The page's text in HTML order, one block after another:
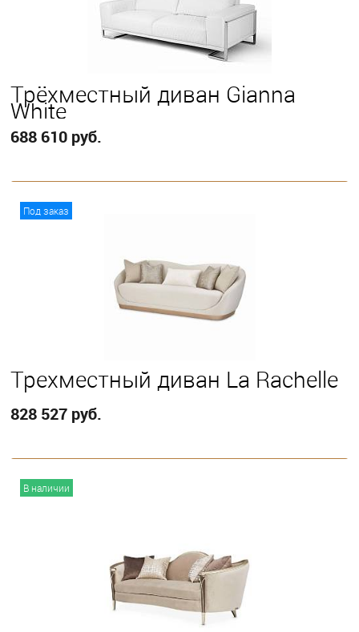
Трёхместный диван Gianna
White
688 610 руб.
Под заказ
Трехместный диван La Rachelle
828 527 руб.
В наличии